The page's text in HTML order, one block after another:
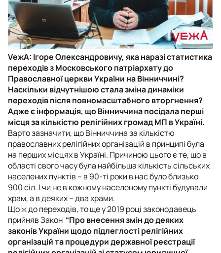
VежА: Ігоре Олександровичу, яка наразі статистика
переходів з Московського патріархату до
Православної церкви України на Вінниччині?
Наскільки відчутнішою стала зміна динаміки
переходів після повномасштабного вторгнення?
Адже є інформація, що Вінниччина посідала перші
місця за кількістю релігійних громад МП в Україні.
Варто зазначити, що Вінниччина за кількістю
православних релігійних організацій в принципі була
на перших місцях в Україні. Причиною цього є те, що в
області свого часу була найбільша кількість сільських
населених пунктів – в 90-ті роки в нас було близько
900 сіл. І чи не в кожному населеному пункті будували
храм, а в деяких – два храми.
Що ж до переходів, то ще у 2019 році законодавець
прийняв Закон “Про внесення змін до деяких
законів України щодо підлеглості релігійних
організацій та процедури державної реєстрації